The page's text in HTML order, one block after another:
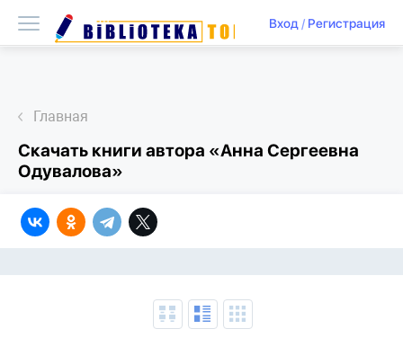
Вход/ Регистрация
Главная
Скачать книги автора «Анна Сергеевна
Одувалова»